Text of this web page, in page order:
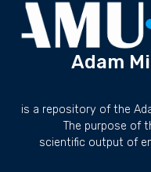
Adam
is a repository of the
The purpose of
scientific output of